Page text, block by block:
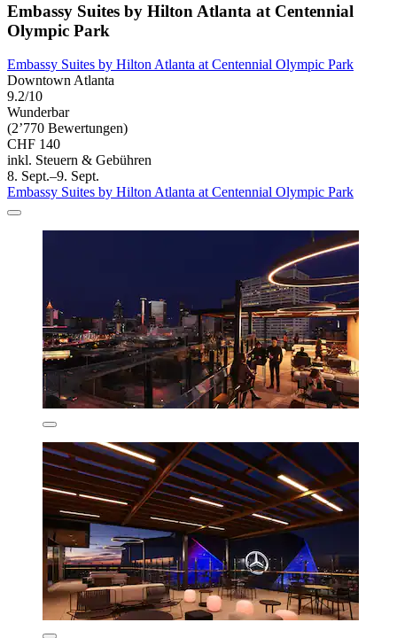
Embassy Suites by Hilton Atlanta at Centennial
Olympic Park
Embassy Suites by Hilton Atlanta at Centennial Olympic Park
Downtown Atlanta
9.2/10
Wunderbar
(2’770 Bewertungen)
CHF 140
inkl. Steuern & Gebühren
8. Sept.–9. Sept.
Embassy Suites by Hilton Atlanta at Centennial Olympic Park